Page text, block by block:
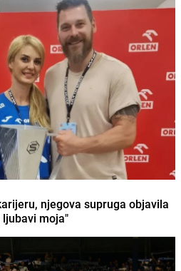
njegova supruga objavila
moja"